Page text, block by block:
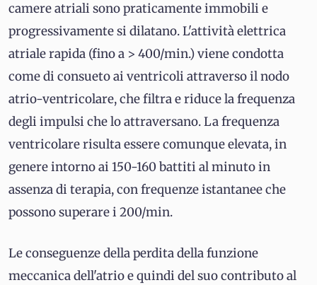
camere atriali sono praticamente immobili e
progressivamente si dilatano. L'attività elettrica
atriale rapida (fino a > 400/min.) viene condotta
come di consueto ai ventricoli attraverso il nodo
atrio-ventricolare, che filtra e riduce la frequenza
degli impulsi che lo attraversano. La frequenza
ventricolare risulta essere comunque elevata, in
genere intorno ai 150-160 battiti al minuto in
assenza di terapia, con frequenze istantanee che
possono superare i 200/min.
Le conseguenze della perdita della funzione
meccanica dell'atrio e quindi del suo contributo al